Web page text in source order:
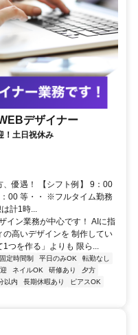
デザイナー
土日祝休み
優遇！ 【シフト例】 9：00
00 等・・ ※フルタイム勤務
計1時...
イン業務が中心です！ AIに指
高いデザインを 制作してい
つを作る」よりも 限ら...
固定時間制 平日のみOK
転勤なし
ネイルOK 研修あり
夕方
以内 長期休暇あり
ピアスOK